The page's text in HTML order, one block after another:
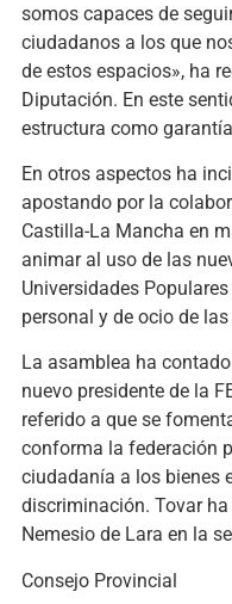
somos capaces de
ciudadanos a los que
de estos espacios», ha
Diputación. En este
estructura como
En otros aspectos ha
apostando por la
Castilla-La Mancha en
animar al uso de las
Universidades
personal y de ocio de
La asamblea ha
nuevo presidente de la
referido a que se
conforma la federación
ciudadanía a los bienes
discriminación. Tovar
Nemesio de Lara en la
Consejo Provincial